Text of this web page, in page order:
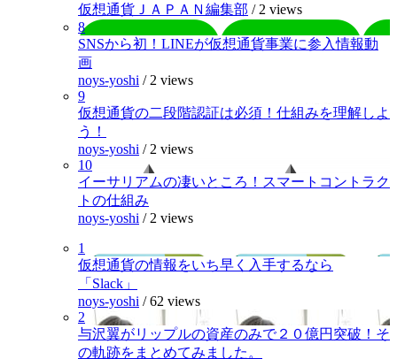
仮想通貨ＪＡＰＡＮ編集部 / 2 views
8
SNSから初！LINEが仮想通貨事業に参入情報動
画
noys-yoshi / 2 views
9
仮想通貨の二段階認証は必須！仕組みを理解しよ
う！
noys-yoshi / 2 views
10
イーサリアムの凄いところ！スマートコントラク
トの仕組み
noys-yoshi / 2 views
1
仮想通貨の情報をいち早く入手するなら
「Slack」
noys-yoshi /62 views
2
与沢翼がリップルの資産のみで２０億円突破！そ
の軌跡をまとめてみました。